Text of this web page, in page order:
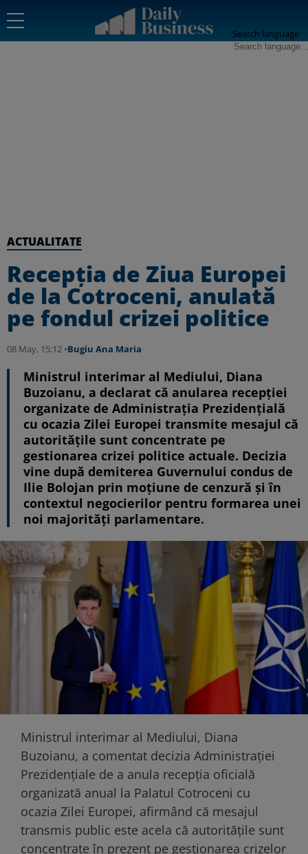
Search language
ACTUALITATE
Recepția de Ziua Europei
de la Cotroceni, anulată
pe fondul crizei politice
08 May, 15:12 •Bugiu ⁠Ana Maria
Ministrul interimar al Mediului, Diana
Buzoianu, a declarat că anularea recepției
organizate de Administrația Prezidențială
cu ocazia Zilei Europei transmite mesajul că
autoritățile sunt concentrate pe
gestionarea crizei politice actuale. Decizia
vine după demiterea Guvernului condus de
Ilie Bolojan prin moțiune de cenzură și în
contextul negocierilor pentru formarea unei
noi majorități parlamentare.
Ministrul interimar al Mediului, Diana
Buzoianu, a comentat decizia Administrației
Prezidențiale de a anula recepția oficială
organizată anual la Palatul Cotroceni cu
ocazia Zilei Europei, afirmând că mesajul
transmis public este acela că autoritățile sunt
concentrate în prezent pe gestionarea crizelor